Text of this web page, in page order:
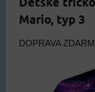
Mario, typ 3
DOPRAVA